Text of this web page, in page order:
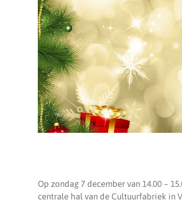
Op zondag 7 december van 14.00 –
centrale hal van de Cultuurfabriek in